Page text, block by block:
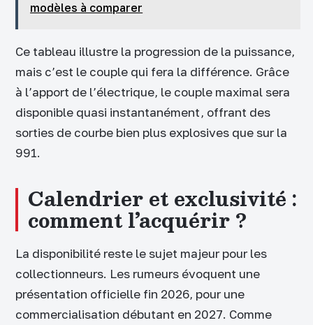
modèles à comparer
Ce tableau illustre la progression de la puissance,
mais c’est le couple qui fera la différence. Grâce
à l’apport de l’électrique, le couple maximal sera
disponible quasi instantanément, offrant des
sorties de courbe bien plus explosives que sur la
991.
Calendrier et exclusivité :
comment l’acquérir ?
La disponibilité reste le sujet majeur pour les
collectionneurs. Les rumeurs évoquent une
présentation officielle fin 2026, pour une
commercialisation débutant en 2027. Comme